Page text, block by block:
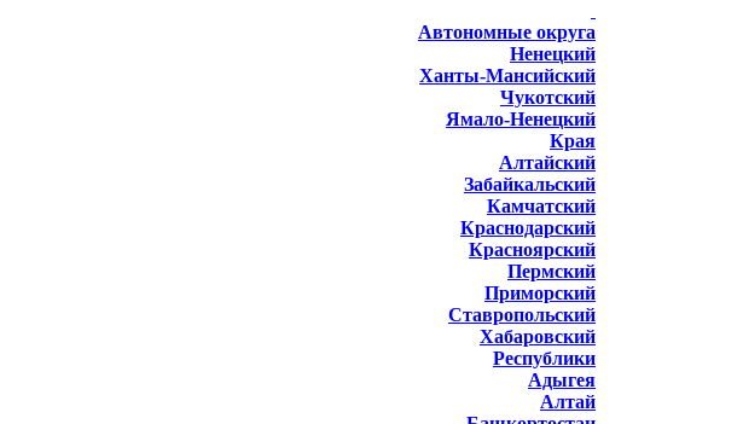
Автономные округа
Ненецкий
Ханты-Мансийский
Чукотский
Ямало-Ненецкий
Края
Алтайский
Забайкальский
Камчатский
Краснодарский
Красноярский
Пермский
Приморский
Ставропольский
Хабаровский
Республики
Адыгея
Алтай